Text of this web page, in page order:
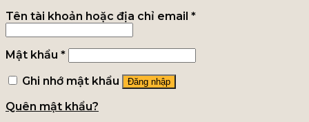
Tên tài khoản hoặc địa chỉ email *
Mật khẩu *
Ghi nhớ mật khẩu
Đăng nhập
Quên mật khẩu?